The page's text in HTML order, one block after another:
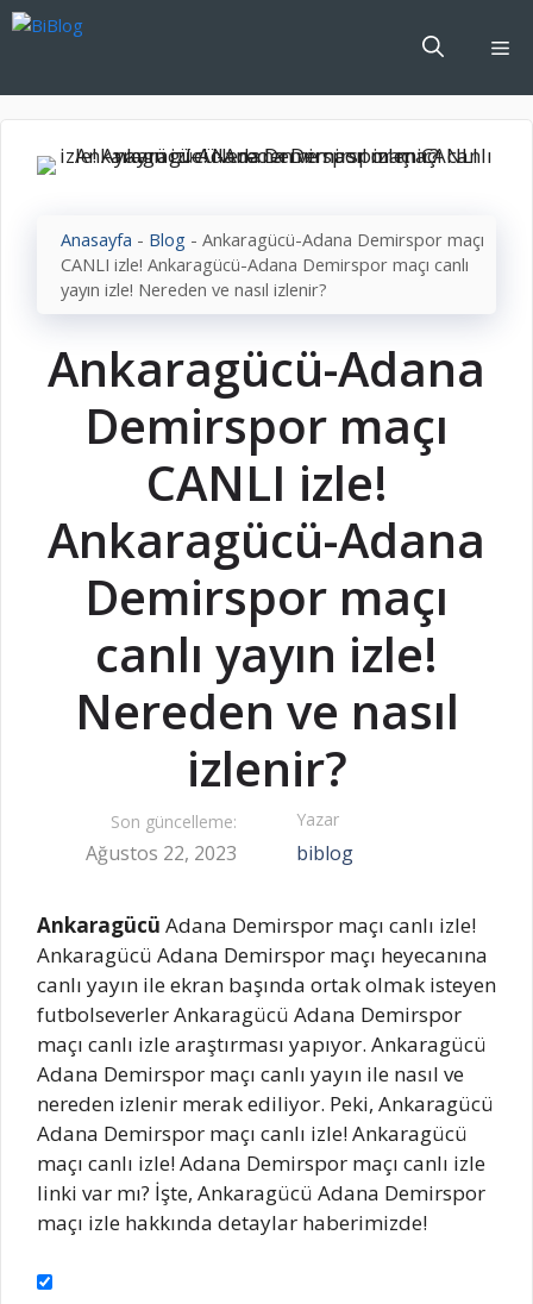
İçeriğe
Anasayfa - Blog - Ankaragücü-Adana Demirspor maçı
CANLI izle! Ankaragücü-Adana Demirspor maçı canlı
yayın izle! Nereden ve nasıl izlenir?
Ankaragücü-Adana
Demirspor maçı
CANLI izle!
Ankaragücü-Adana
Demirspor maçı
canlı yayın izle!
Nereden ve nasıl
izlenir?
Son güncelleme:
Ağustos 22, 2023
Yazar
biblog
Ankaragücü Adana Demirspor maçı canlı izle!
Ankaragücü Adana Demirspor maçı heyecanına
canlı yayın ile ekran başında ortak olmak isteyen
futbolseverler Ankaragücü Adana Demirspor
maçı canlı izle araştırması yapıyor. Ankaragücü
Adana Demirspor maçı canlı yayın ile nasıl ve
nereden izlenir merak ediliyor. Peki, Ankaragücü
Adana Demirspor maçı canlı izle! Ankaragücü
maçı canlı izle! Adana Demirspor maçı canlı izle
linki var mı? İşte, Ankaragücü Adana Demirspor
maçı izle hakkında detaylar haberimizde!